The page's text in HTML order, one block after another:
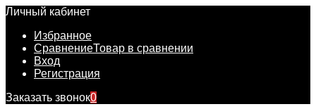
Личный кабинет
Избранное
СравнениеТовар в сравнении
Вход
Регистрация
Заказать звонок0